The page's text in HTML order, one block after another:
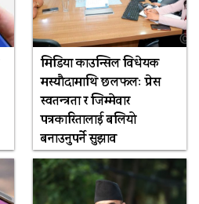
मिडिया काउन्सिल विधेयक
मस्यौदामाथि छलफलः प्रेस
स्वतन्त्रता र जिम्मेवार
पत्रकारितालाई बलियो
बनाउनुपर्ने सुझाव